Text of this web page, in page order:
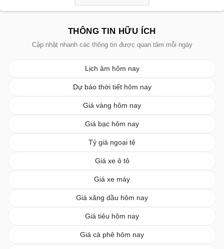
THÔNG TIN HỮU ÍCH
Cập nhật nhanh các thông tin được quan tâm mỗi ngày
Lịch âm hôm nay
Dự báo thời tiết hôm nay
Giá vàng hôm nay
Giá bạc hôm nay
Tỷ giá ngoại tệ
Giá xe ô tô
Giá xe máy
Giá xăng dầu hôm nay
Giá tiêu hôm nay
Giá cà phê hôm nay